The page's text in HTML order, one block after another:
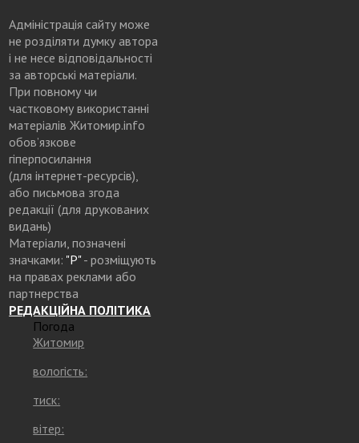
Адміністрація сайту може
не розділяти думку автора
і не несе відповідальності
за авторські матеріали.
При повному чи
частковому використанні
матеріалів Житомир.info
обов’язкове
гіперпосилання
(для інтернет-ресурсів),
або письмова згода
редакції (для друкованих
видань)
Матеріали, позначені
значками: "Р"- розміщують
на правах реклами або
партнерства
РЕДАКЦІЙНА ПОЛІТИКА
Погода
Житомир
вологість:
тиск:
вітер: